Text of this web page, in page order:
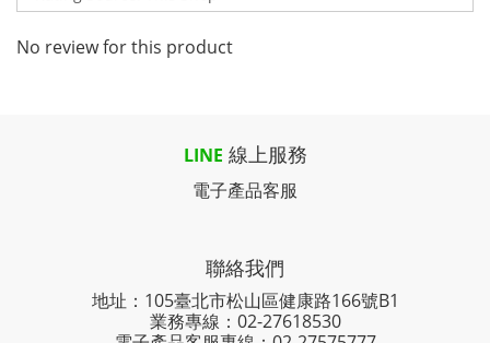
No review for this product
LINE 線上服務
電子產品客服
聯絡我們
地址：105臺北市松山區健康路166號B1
業務專線： 02-27618530